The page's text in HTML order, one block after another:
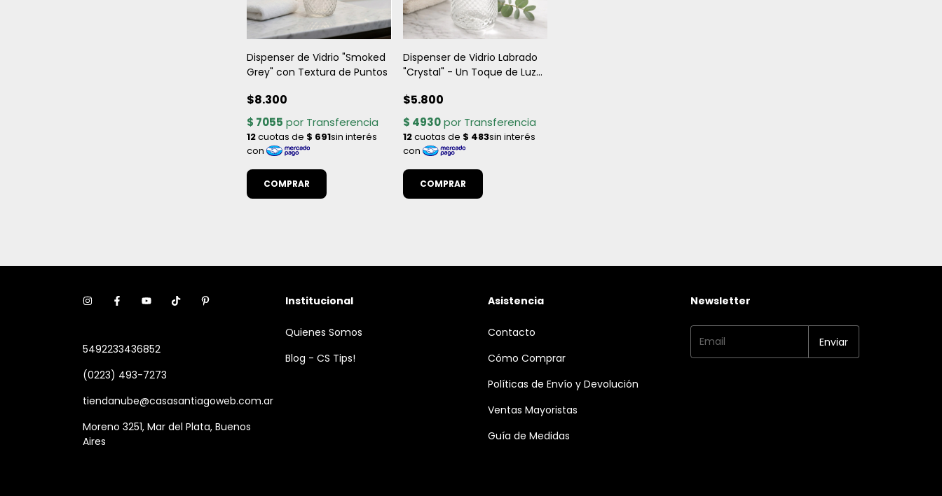
Dispenser de Vidrio "Smoked
Grey" con Textura de Puntos
$8.300
Dispenser de Vidrio Labrado
"Crystal" - Un Toque de Luz
$5.800
5492233436852
(0223) 493-7273
tiendanube@casasantiagoweb.com.ar
Moreno 3251, Mar del Plata, Buenos
Aires
Institucional
Quienes Somos
Blog - CS Tips!
Asistencia
Contacto
Cómo Comprar
Políticas de Envío y Devolución
Ventas Mayoristas
Guía de Medidas
Newsletter